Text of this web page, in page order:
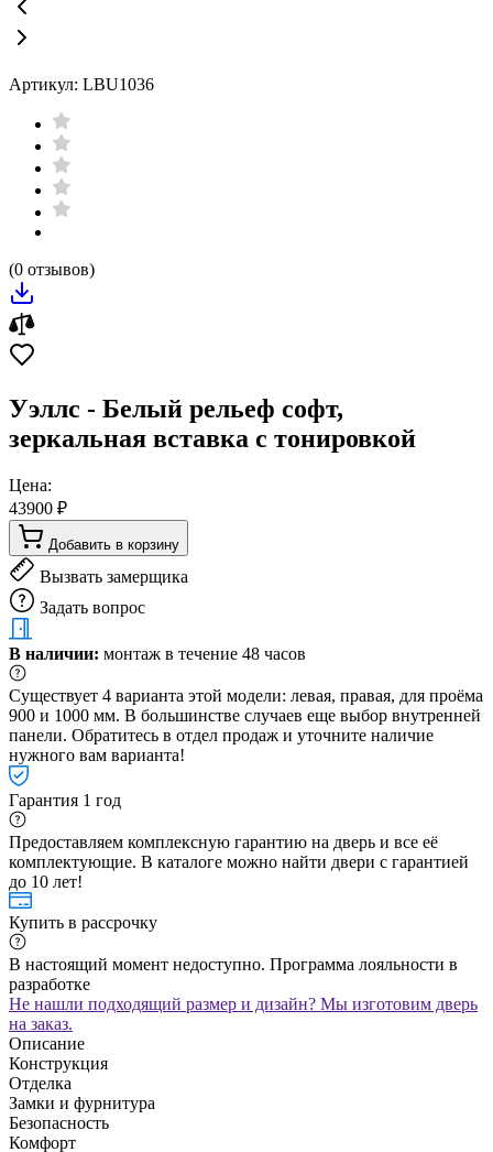
Артикул: LBU1036
(0 отзывов)
Уэллс - Белый рельеф софт,
зеркальная вставка с тонировкой
Цена:
43900 ₽
Добавить в корзину
Вызвать замерщика
Задать вопрос
В наличии: монтаж в течение 48 часов
Существует 4 варианта этой модели: левая, правая, для проёма
900 и 1000 мм. В большинстве случаев еще выбор внутренней
панели. Обратитесь в отдел продаж и уточните наличие
нужного вам варианта!
Гарантия 1 год
Предоставляем комплексную гарантию на дверь и все её
комплектующие. В каталоге можно найти двери с гарантией
до 10 лет!
Купить в рассрочку
В настоящий момент недоступно. Программа лояльности в
разработке
Не нашли подходящий размер и дизайн? Мы изготовим дверь
на заказ.
Описание
Конструкция
Отделка
Замки и фурнитура
Безопасность
Комфорт